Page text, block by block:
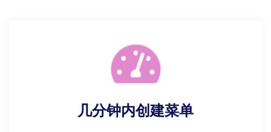
几分钟内创建菜单